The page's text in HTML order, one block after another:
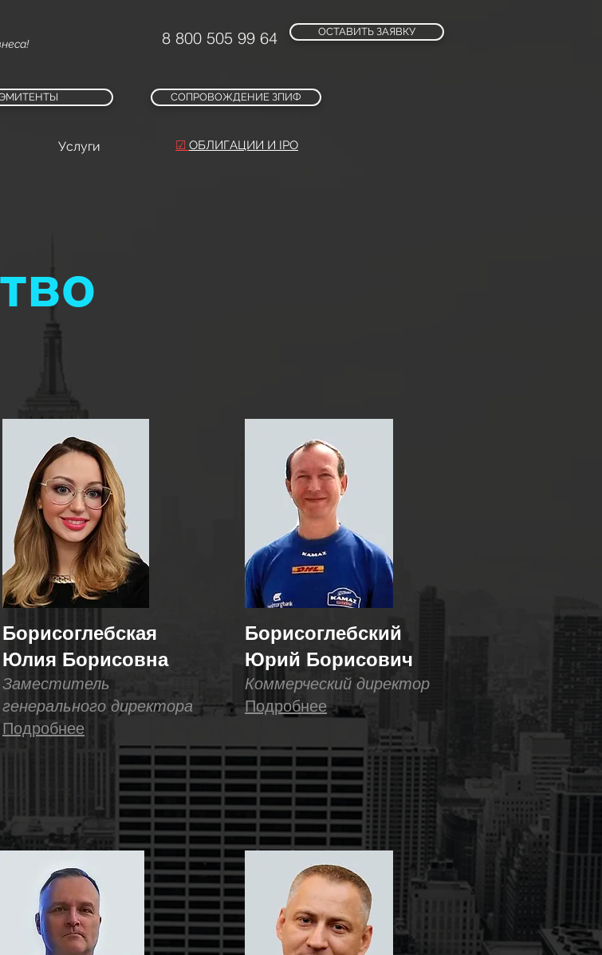
ЭМИТЕНТЫ
8 800 505 99 64 ОСТАВИТЬ ЗАЯВКУ
СОПРОВОЖДЕНИЕ ЗПИФ
Услуги ☑ ОБЛИГАЦИИ И IPO
Борисоглебская
Юлия Борисовна
Заместитель
генерального директора
Подробнее
Борисоглебский
Юрий Борисович
Коммерческий директор
Подробнее